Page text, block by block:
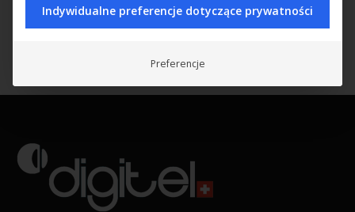
Wszystkie produkty do zarządzania
oświetleniem
Indywidualne preferencje dotyczące prywatności
Preferencje